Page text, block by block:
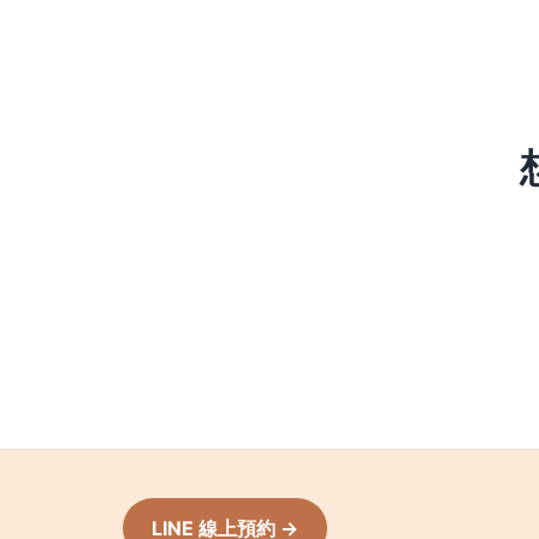
LINE 線上預約 →